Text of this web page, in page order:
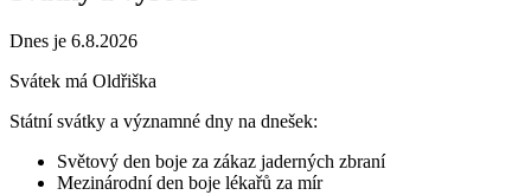
Dnes je 6.8.2026
Svátek má Oldřiška
Státní svátky a významné dny na dnešek:
Světový den boje za zákaz jaderných zbraní
Mezinárodní den boje lékařů za mír